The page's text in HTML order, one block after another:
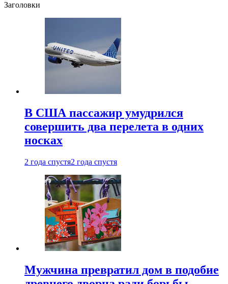
Заголовки
В США пассажир умудрился
совершить два перелета в одних
носках
2 года спустя2 года спустя
Мужчина превратил дом в подобие